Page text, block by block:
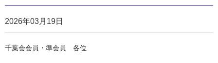
2026年03月19日
千葉会会員・準会員 各位